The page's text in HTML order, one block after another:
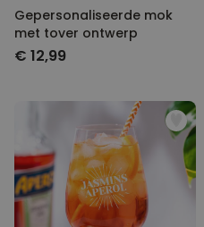
Gepersonaliseerde mok
met tover ontwerp
€ 12,99